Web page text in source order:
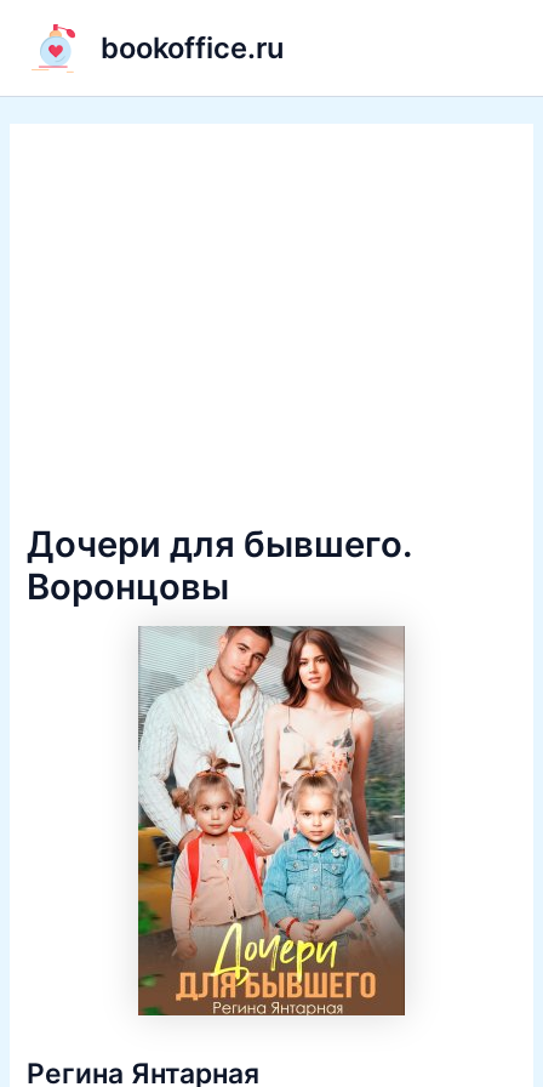
содержимому
bookoffice.ru
Дочери для бывшего.
Воронцовы
Регина Янтарная